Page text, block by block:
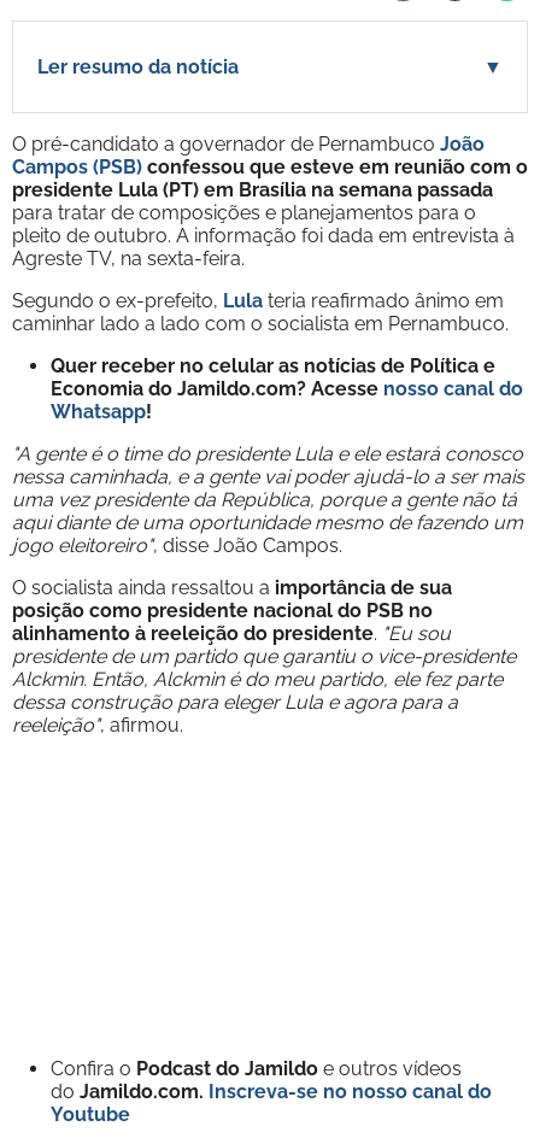
Ler resumo da notícia ▼
O pré-candidato a governador de Pernambuco João
Campos (PSB) confessou que esteve em reunião com o
presidente Lula (PT) em Brasília na semana passada
para tratar de composições e planejamentos para o
pleito de outubro. A informação foi dada em entrevista à
Agreste TV, na sexta-feira.
Segundo o ex-prefeito, Lula teria reafirmado ânimo em
caminhar lado a lado com o socialista em Pernambuco.
Quer receber no celular as notícias de Política e
Economia do Jamildo.com? Acesse nosso canal do
Whatsapp!
"A gente é o time do presidente Lula e ele estará conosco
nessa caminhada, e a gente vai poder ajudá-lo a ser mais
uma vez presidente da República, porque a gente não tá
aqui diante de uma oportunidade mesmo de fazendo um
jogo eleitoreiro", disse João Campos.
O socialista ainda ressaltou a importância de sua
posição como presidente nacional do PSB no
alinhamento à reeleição do presidente. "Eu sou
presidente de um partido que garantiu o vice-presidente
Alckmin. Então, Alckmin é do meu partido, ele fez parte
dessa construção para eleger Lula e agora para a
reeleição", afirmou.
Confira o Podcast do Jamildo e outros vídeos
do Jamildo.com. Inscreva-se no nosso canal do
Youtube